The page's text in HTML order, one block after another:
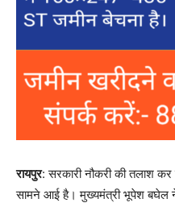
रायपुर: सरकारी नौकरी की तलाश
सामने आई है। मुख्यमंत्री भूपेश बघेल